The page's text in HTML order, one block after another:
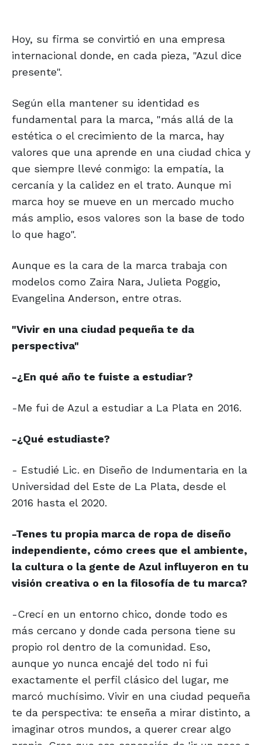
Hoy, su firma se convirtió en una empresa
internacional donde, en cada pieza, "Azul dice
presente".
Según ella mantener su identidad es
fundamental para la marca, "más allá de la
estética o el crecimiento de la marca, hay
valores que una aprende en una ciudad chica y
que siempre llevé conmigo: la empatía, la
cercanía y la calidez en el trato. Aunque mi
marca hoy se mueve en un mercado mucho
más amplio, esos valores son la base de todo
lo que hago".
Aunque es la cara de la marca trabaja con
modelos como Zaira Nara, Julieta Poggio,
Evangelina Anderson, entre otras.
"Vivir en una ciudad pequeña te da
perspectiva"
-¿En qué año te fuiste a estudiar?
-Me fui de Azul a estudiar a La Plata en 2016.
-¿Qué estudiaste?
- Estudié Lic. en Diseño de Indumentaria en la
Universidad del Este de La Plata, desde el
2016 hasta el 2020.
-Tenes tu propia marca de ropa de diseño
independiente, cómo crees que el ambiente,
la cultura o la gente de Azul influyeron en tu
visión creativa o en la filosofía de tu marca?
-Crecí en un entorno chico, donde todo es
más cercano y donde cada persona tiene su
propio rol dentro de la comunidad. Eso,
aunque yo nunca encajé del todo ni fui
exactamente el perfil clásico del lugar, me
marcó muchísimo. Vivir en una ciudad pequeña
te da perspectiva: te enseña a mirar distinto, a
imaginar otros mundos, a querer crear algo